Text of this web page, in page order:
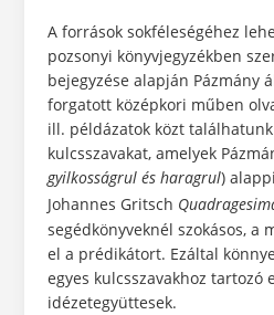
A források sokféleségéhez
pozsonyi könyvjegyzékben
bejegyzése alapján Pázmány
forgatott középkori műben
ill. példázatok közt
kulcsszavakat, amelyek
gyilkosságrul és haragrul)
Johannes Gritsch
segédkönyveknél szokásos, a
el a prédikátort. Ezáltal
egyes kulcsszavakhoz tartozó
idézetegyüttesek.